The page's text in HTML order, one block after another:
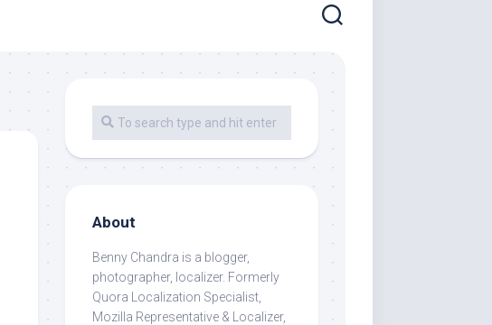
About
Benny Chandra is a blogger,
photographer, localizer. Formerly
Quora Localization Specialist,
Mozilla Representative & Localizer,